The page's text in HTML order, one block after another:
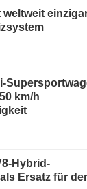
weltweit
km/h
Hybrid-
Ersatz für